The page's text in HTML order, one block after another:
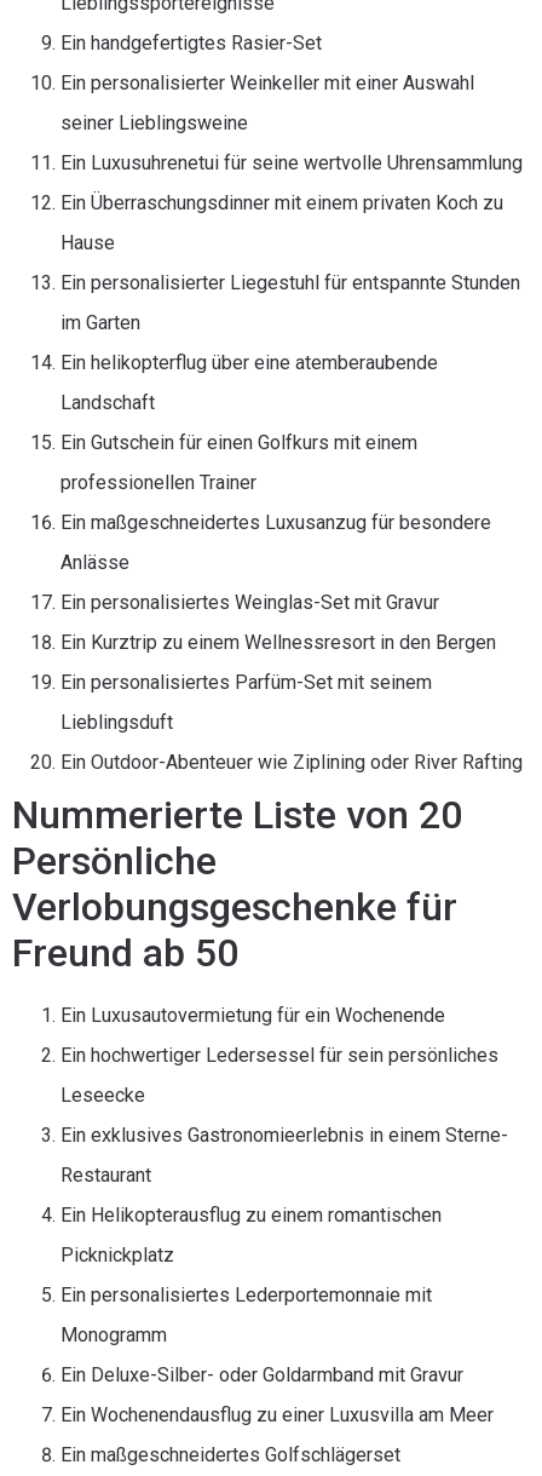
Ein handgefertigtes Rasier-Set
Ein personalisierter Weinkeller mit einer Auswahl
seiner Lieblingsweine
Ein Luxusuhrenetui für seine wertvolle Uhrensammlung
Ein Überraschungsdinner mit einem privaten Koch zu
Hause
Ein personalisierter Liegestuhl für entspannte Stunden
im Garten
Ein helikopterflug über eine atemberaubende
Landschaft
Ein Gutschein für einen Golfkurs mit einem
professionellen Trainer
Ein maßgeschneidertes Luxusanzug für besondere
Anlässe
Ein personalisiertes Weinglas-Set mit Gravur
Ein Kurztrip zu einem Wellnessresort in den Bergen
Ein personalisiertes Parfüm-Set mit seinem
Lieblingsduft
Ein Outdoor-Abenteuer wie Ziplining oder River Rafting
Nummerierte Liste von 20
Persönliche
Verlobungsgeschenke für
Freund ab 50
Ein Luxusautovermietung für ein Wochenende
Ein hochwertiger Ledersessel für sein persönliches
Leseecke
Ein exklusives Gastronomieerlebnis in einem Sterne-
Restaurant
Ein Helikopterausflug zu einem romantischen
Picknickplatz
Ein personalisiertes Lederportemonnaie mit
Monogramm
Ein Deluxe-Silber- oder Goldarmband mit Gravur
Ein Wochenendausflug zu einer Luxusvilla am Meer
Ein maßgeschneidertes Golfschlägerset